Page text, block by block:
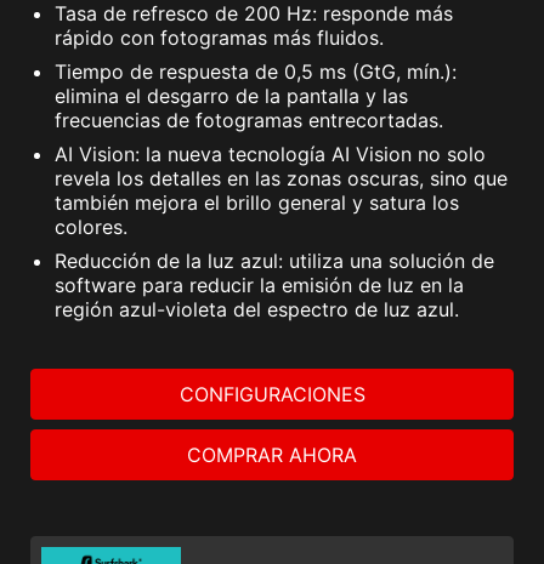
Tasa de refresco de 200 Hz: responde más
rápido con fotogramas más fluidos.
Tiempo de respuesta de 0,5 ms (GtG, mín.):
elimina el desgarro de la pantalla y las
frecuencias de fotogramas entrecortadas.
AI Vision: la nueva tecnología AI Vision no solo
revela los detalles en las zonas oscuras, sino que
también mejora el brillo general y satura los
colores.
Reducción de la luz azul: utiliza una solución de
software para reducir la emisión de luz en la
región azul-violeta del espectro de luz azul.
CONFIGURACIONES
COMPRAR AHORA